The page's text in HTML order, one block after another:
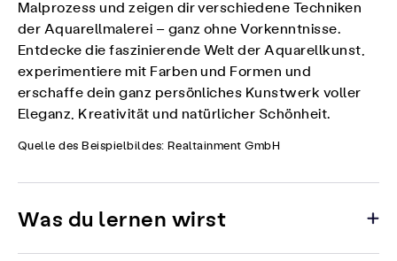
Malprozess und zeigen dir verschiedene Techniken
der Aquarellmalerei – ganz ohne Vorkenntnisse.
Entdecke die faszinierende Welt der Aquarellkunst,
experimentiere mit Farben und Formen und
erschaffe dein ganz persönliches Kunstwerk voller
Eleganz, Kreativität und natürlicher Schönheit.
Quelle des Beispielbildes: Realtainment GmbH
Was du lernen wirst